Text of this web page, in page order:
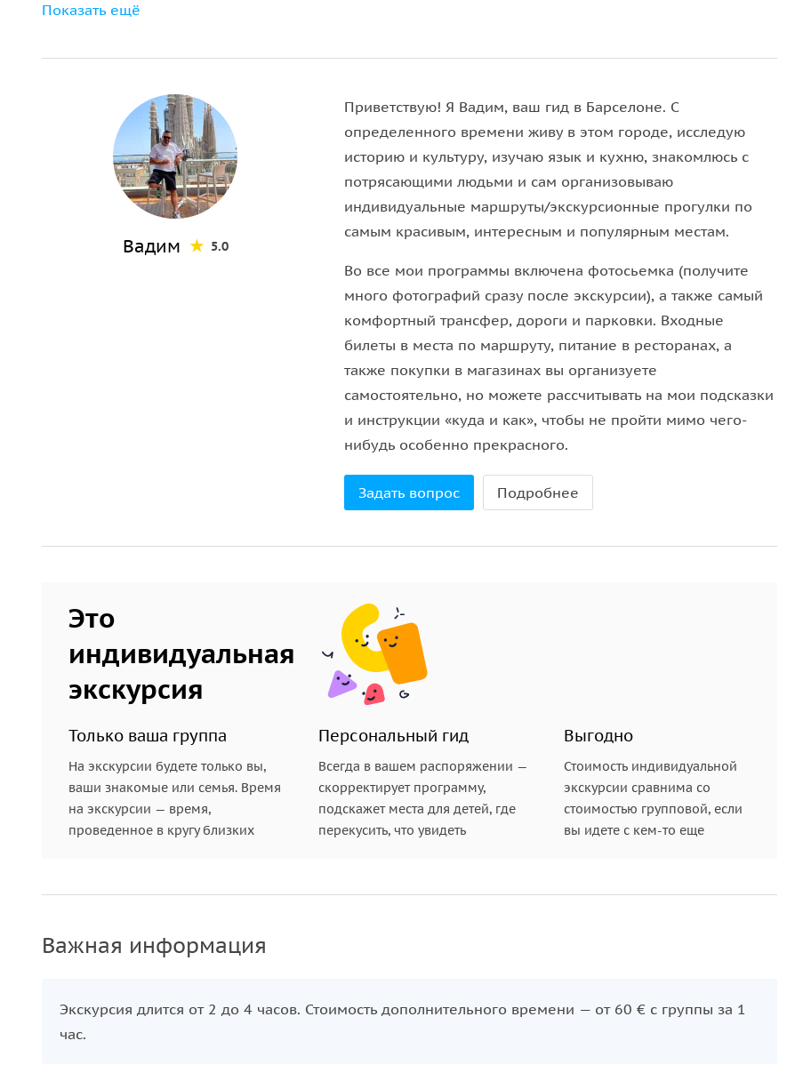
улице магов, увидим дом с глазами и фотомозаику «поцелуй свободы», а также посетим кафе «4
Современные достопримечательности
Вы сфотографируетесь умонумента Колумбу
набережной с гигантскими рыбами. Завершится прогулка у фонтана, где снимался клип Шакиры.
Показать ещё
Вадим 5.0
Приветствую! Я Вадим, ваш гид в Барселоне. С
определенного времени живу в этом городе, исследую
историю и культуру, изучаю язык и кухню, знакомлюсь с
потрясающими людьми и сам организовываю
индивидуальные маршруты/экскурсионные прогулки по
самым красивым, интересным и популярным местам.
Во все мои программы включена фотосьемка (получите
много фотографий сразу после экскурсии), а также самый
комфортный трансфер, дороги и парковки. Входные
билеты в места по маршруту, питание в ресторанах, а
также покупки в магазинах вы организуете
самостоятельно, но можете рассчитывать на мои подсказки
и инструкции «куда и как», чтобы не пройти мимо чего-
нибудь особенно прекрасного.
Задать вопрос Подробнее
Это
индивидуальная
экскурсия
Только ваша группа
На экскурсии будете только вы,
ваши знакомые или семья. Время
на экскурсии — время,
проведенное в кругу близких
Персональный гид
Всегда в вашем распоряжении —
скорректирует программу,
подскажет места для детей, где
перекусить, что увидеть
Выгодно
Стоимость индивидуальной
экскурсии сравнима со
стоимостью групповой, если
вы идете с кем-то еще
Важная информация
Экскурсия длится от 2 до 4 часов. Стоимость дополнительного времени — от 60 € с группы за 1
час.